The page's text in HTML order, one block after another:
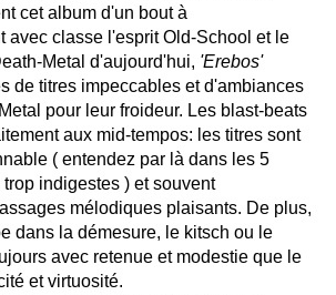
cet album d'un bout à
avec classe l'esprit Old-School et le
Metal d'aujourd'hui, 'Erebos'
de titres impeccables et d'ambiances
pour leur froideur. Les blast-beats
aux mid-tempos: les titres sont
( entendez par là dans les 5
indigestes ) et souvent
mélodiques plaisants. De plus,
dans la démesure, le kitsch ou le
avec retenue et modestie que le
et virtuosité.